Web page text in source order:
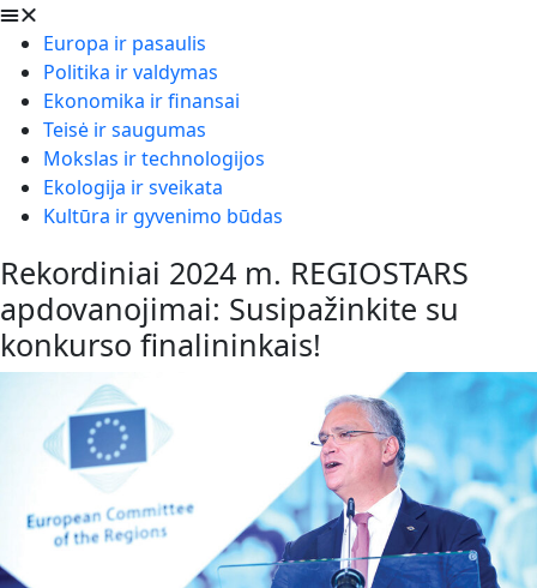
Europa ir pasaulis
Politika ir valdymas
Ekonomika ir finansai
Teisė ir saugumas
Mokslas ir technologijos
Ekologija ir sveikata
Kultūra ir gyvenimo būdas
Rekordiniai 2024 m. REGIOSTARS
apdovanojimai: Susipažinkite su
konkurso finalininkais!